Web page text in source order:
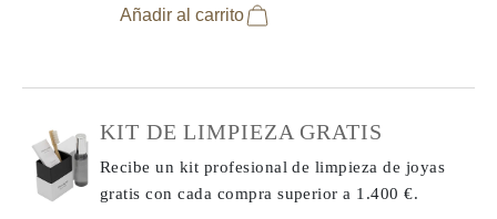
Añadir al carrito
KIT DE LIMPIEZA GRATIS
Recibe un kit profesional de limpieza de joyas
gratis con cada comprasuperior a 1.400 €.